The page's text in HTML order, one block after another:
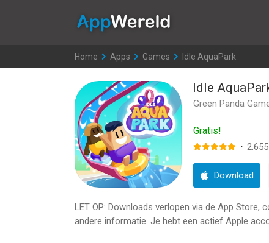
Home >
Apps >
Games >
Idle AquaPark
Idle
Green Panda
Gratis!
· 2.655
Download
LET OP: Downloads verlopen via de App
andere informatie. Je hebt een actief Apple